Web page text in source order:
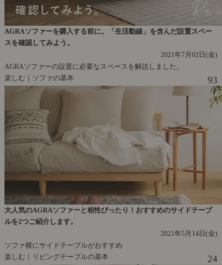
AGRAソファーを購入する前に。「生活動線」を含んだ設置スペー
スを確認してみよう。
2021年7月02日(金)
AGRAソファーの設置に必要なスペースを解説しました。
楽しむ｜ソファの基本
93
大人気のAGRAソファーと相性ぴったり！おすすめのサイドテーブ
ルを2つご紹介します。
2021年5月14日(金)
ソファ横にサイドテーブルがおすすめ
楽しむ｜リビングテーブルの基本
24